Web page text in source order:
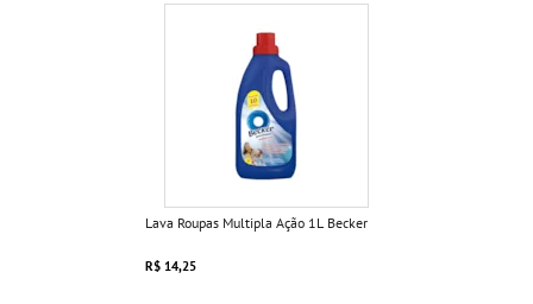
Lava Roupas Multipla Ação 1L Becker
R$ 14,25